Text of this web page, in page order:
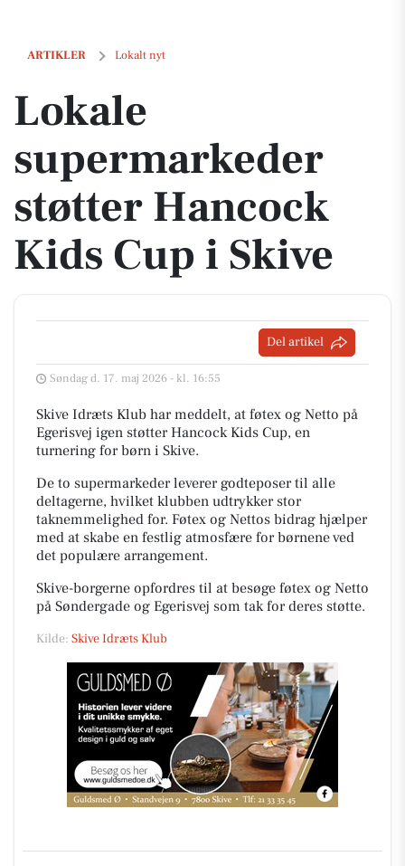
ARTIKLER Lokalt nyt
Lokale supermarkeder støtter Hancock Kids Cup i Skive
Lokale
supermarkeder
støtter Hancock
Kids Cup i Skive
Del artikel
Søndag d. 17. maj 2026 - kl. 16:55
Skive Idræts Klub har meddelt, at føtex og Netto på
Egerisvej igen støtter Hancock Kids Cup, en
turnering for børn i Skive.
De to supermarkeder leverer godteposer til alle
deltagerne, hvilket klubben udtrykker stor
taknemmelighed for. Føtex og Nettos bidrag hjælper
med at skabe en festlig atmosfære for børnene ved
det populære arrangement.
Skive-borgerne opfordres til at besøge føtex og Netto
på Søndergade og Egerisvej som tak for deres støtte.
Kilde: Skive Idræts Klub